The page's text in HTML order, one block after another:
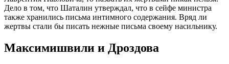
Дело в том, что Шаталин утверждал, что в сейфе министра
также хранились письма интимного содержания. Вряд ли
жертвы стали бы писать нежные письма своему насильнику.
Максимишвили и Дроздова